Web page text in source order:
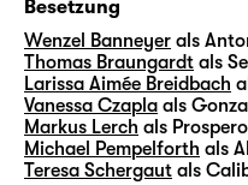
Stückchen frei.
dagegen entspringt
Unterdrückung.
Dankbarkeit
Sprache, die er ihm
sagen aufzwang. Es
Besetzung
Wenzel Banneyer als
Thomas Braungardt als
Larissa Aimée Breidbach
Vanessa Czapla als
Markus Lerch als
Michael Pempelforth als
Teresa Schergaut als